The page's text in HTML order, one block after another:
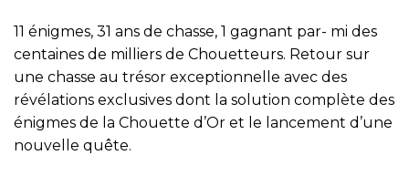
11 énigmes, 31 ans de chasse, 1 gagnant par- mi des
centaines de milliers de Chouetteurs. Retour sur
une chasse au trésor exceptionnelle avec des
révélations exclusives dont la solution complète des
énigmes de la Chouette d’Or et le lancement d’une
nouvelle quête.